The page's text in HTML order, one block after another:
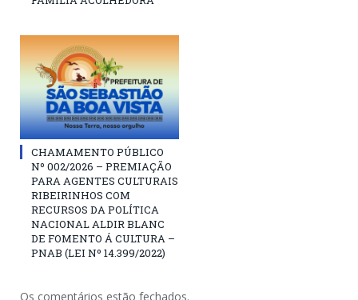
CHAMAMENTO PÚBLICO
Nº 002/2026 – PREMIAÇÃO
PARA AGENTES CULTURAIS
RIBEIRINHOS COM
RECURSOS DA POLÍTICA
NACIONAL ALDIR BLANC
DE FOMENTO Á CULTURA –
PNAB (LEI Nº 14.399/2022)
Os comentários estão fechados.